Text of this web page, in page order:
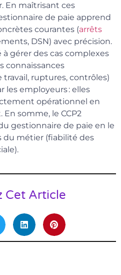
En maîtrisant ces
de paie apprend
courantes (arrêts
DSN) avec précision.
à gérer des cas complexes
connaissances
ruptures, contrôles)
les employeurs : elles
opérationnel en
somme, le CCP2
gestionnaire de paie en le
du métier (fiabilité des
Cet Article